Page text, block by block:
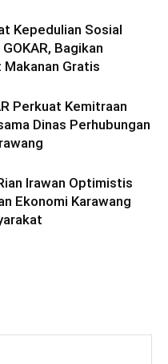
Kepedulian Sosial
Bagikan
Makanan Gratis
Perkuat Kemitraan
Dinas Perhubungan
Irawan Optimistis
Ekonomi Karawang